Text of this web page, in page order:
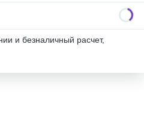
и безналичный расчет,